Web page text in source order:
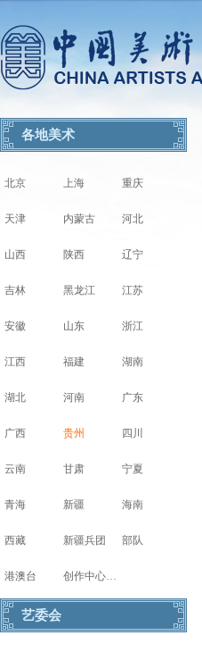
各地美术
北京 上海 重庆
天津 内蒙古 河北
山西 陕西 辽宁
吉林 黑龙江 江苏
安徽 山东 浙江
江西 福建 湖南
湖北 河南 广东
广西 贵州 四川
云南 甘肃 宁夏
青海 新疆 海南
西藏 新疆兵团 部队
港澳台 创作中心写生基地
艺委会